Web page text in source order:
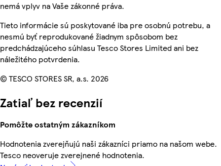
nemá vplyv na Vaše zákonné práva.
Tieto informácie sú poskytované iba pre osobnú potrebu, a
nesmú byť reprodukované žiadnym spôsobom bez
predchádzajúceho súhlasu Tesco Stores Limited ani bez
náležitého potvrdenia.
© TESCO STORES SR, a.s. 2026
Zatiaľ bez recenzií
Pomôžte ostatným zákazníkom
Hodnotenia zverejňujú naši zákazníci priamo na našom webe.
Tesco neoveruje zverejnené hodnotenia.